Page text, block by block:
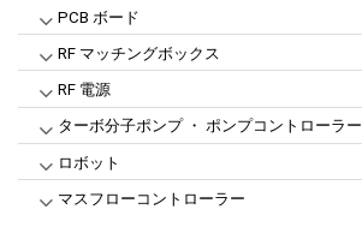
PCB ボード
RF マッチングボックス
RF 電源
ターボ分子ポンプ ・ ポンプコントローラー
ロボット
マスフローコントローラー